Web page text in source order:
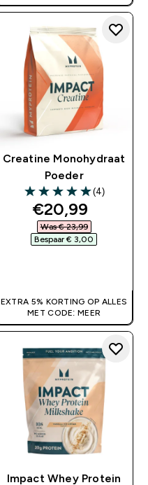
Creatine Monohydraat
Poeder
5 out of 5 stars
(4)
discounted
€20,99‎
Was € 23,99‎
Bespaar € 3,00‎
EXTRA 5% KORTING OP ALLES
MET CODE: MEER
Impact Whey Protein